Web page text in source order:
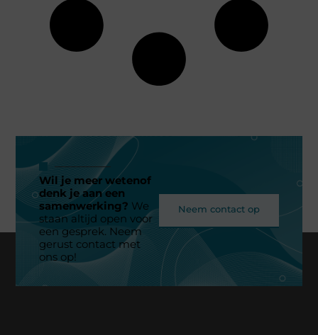
Wil je meer wetenof
denk je aan een
samenwerking? We
staan altijd open voor
een gesprek. Neem
gerust contact met
ons op!
Neem contact op